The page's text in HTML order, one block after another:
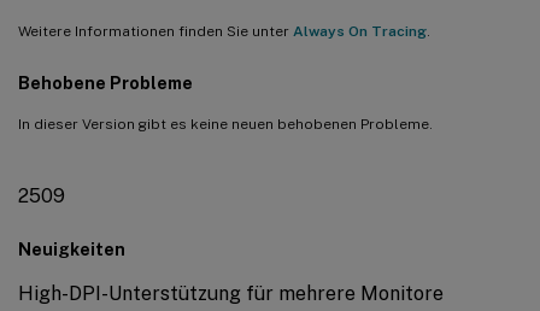
Weitere Informationen finden Sie unter Always On Tracing
Behobene Probleme
In dieser Version gibt es keine neuen behobenen Probleme.
2509
Neuigkeiten
High-DPI-Unterstützung für mehrere Monitore